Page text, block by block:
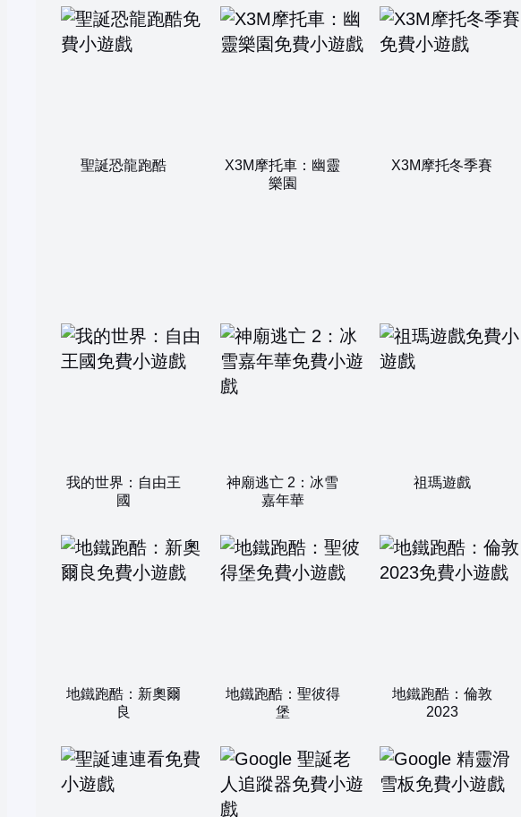
聖誕恐龍跑酷
X3M摩托車：幽靈
樂園
X3M摩托冬季賽
我的世界：自由王
國
神廟逃亡 2：冰雪
嘉年華
祖瑪遊戲
地鐵跑酷：新奧爾
良
地鐵跑酷：聖彼得
堡
地鐵跑酷：倫敦
2023